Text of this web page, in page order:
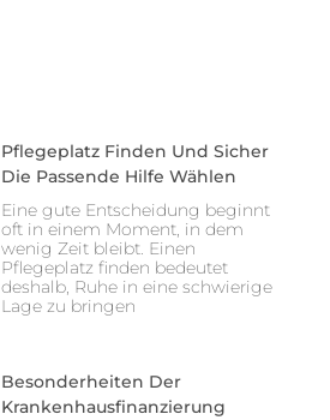
Pflegeplatz Finden Und Sicher
Die Passende Hilfe Wählen
Eine gute Entscheidung beginnt
oft in einem Moment, in dem
wenig Zeit bleibt. Einen
Pflegeplatz finden bedeutet
deshalb, Ruhe in eine schwierige
Lage zu bringen
Besonderheiten Der
Krankenhausfinanzierung